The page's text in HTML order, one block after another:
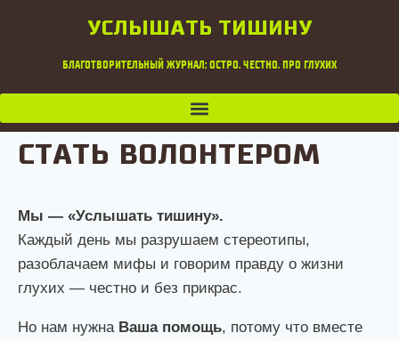
УСЛЫШАТЬ ТИШИНУ
БЛАГОТВОРИТЕЛЬНЫЙ ЖУРНАЛ: ОСТРО. ЧЕСТНО. ПРО ГЛУХИХ
СТАТЬ ВОЛОНТЕРОМ
Мы — «Услышать тишину».
Каждый день мы разрушаем стереотипы,
разоблачаем мифы и говорим правду о жизни
глухих — честно и без прикрас.
Но нам нужна Ваша помощь, потому что вместе